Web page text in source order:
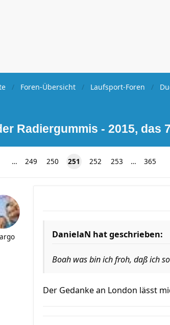
Foren-Übersicht Laufsport-Foren
Radiergummis - 2015, das
… 249 250 251 252 253 … 365
DanielaN hat geschrieben:
Boah was bin ich froh, daß ich
Der Gedanke an London lässt